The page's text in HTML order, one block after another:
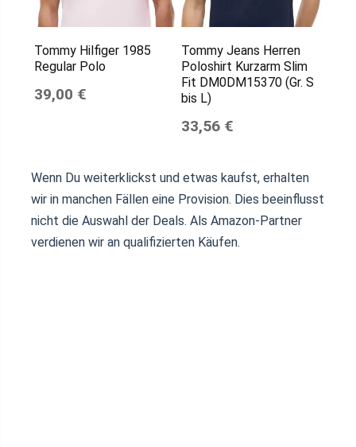
Tommy Hilfiger 1985
Regular Polo
39,00 €
Tommy Jeans Herren
Poloshirt Kurzarm Slim
Fit DM0DM15370 (Gr. S
bis L)
33,56 €
Wenn Du weiterklickst und etwas kaufst, erhalten
wir in manchen Fällen eine Provision. Dies beeinflusst
nicht die Auswahl der Deals. Als Amazon-Partner
verdienen wir an qualifizierten Käufen.